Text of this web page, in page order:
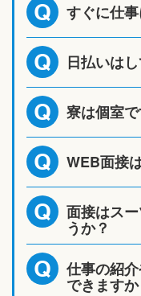
Q すぐに仕
Q 日払いは
Q 寮は個室
Q WEB面接
Q 面接はス
うか？
Q 仕事の紹
できますか